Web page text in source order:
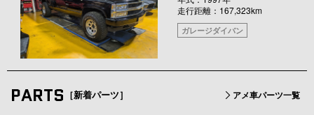
走行距離：167,323km
ガレージダイバン
PARTS ［新着パーツ］ アメ車パーツ一覧